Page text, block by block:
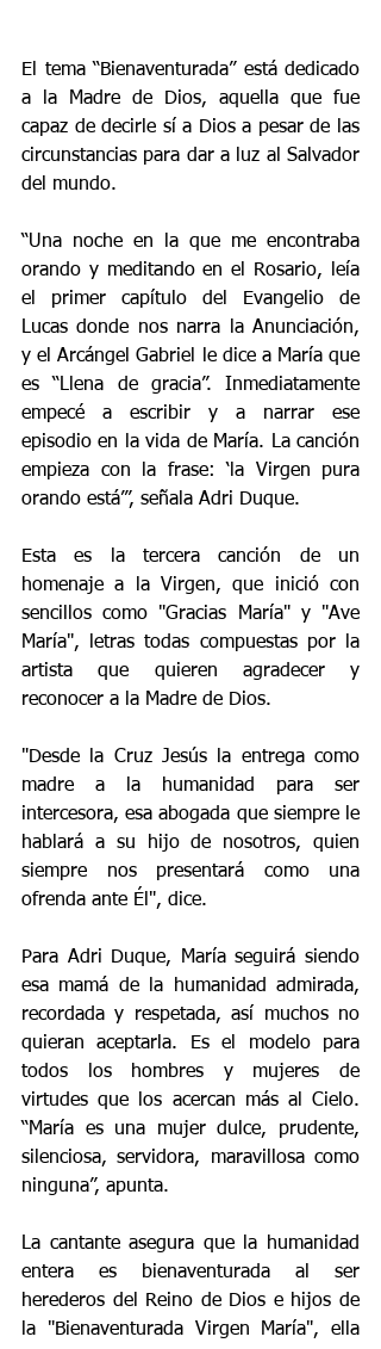
El tema “Bienaventurada” está dedicado
a la Madre de Dios, aquella que fue
capaz de decirle sí a Dios a pesar de las
circunstancias para dar a luz al Salvador
del mundo.
“Una noche en la que me encontraba
orando y meditando en el Rosario, leía
el primer capítulo del Evangelio de
Lucas donde nos narra la Anunciación,
y el Arcángel Gabriel le dice a María que
es “Llena de gracia”. Inmediatamente
empecé a escribir y a narrar ese
episodio en la vida de María. La canción
empieza con la frase: ‘la Virgen pura
orando está’”, señala Adri Duque.
Esta es la tercera canción de un
homenaje a la Virgen, que inició con
sencillos como "Gracias María" y "Ave
María", letras todas compuestas por la
artista que quieren agradecer y
reconocer a la Madre de Dios.
"Desde la Cruz Jesús la entrega como
madre a la humanidad para ser
intercesora, esa abogada que siempre le
hablará a su hijo de nosotros, quien
siempre nos presentará como una
ofrenda ante Él", dice.
Para Adri Duque, María seguirá siendo
esa mamá de la humanidad admirada,
recordada y respetada, así muchos no
quieran aceptarla. Es el modelo para
todos los hombres y mujeres de
virtudes que los acercan más al Cielo.
“María es una mujer dulce, prudente,
silenciosa, servidora, maravillosa como
ninguna”, apunta.
La cantante asegura que la humanidad
entera es bienaventurada al ser
herederos del Reino de Dios e hijos de
la "Bienaventurada Virgen María", ella